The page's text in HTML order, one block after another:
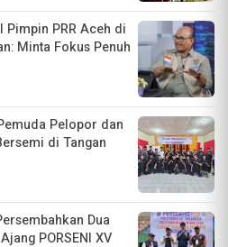
PRR Aceh di
Minta Fokus Penuh
Pelopor dan
di Tangan
Dua
PORSENI XV